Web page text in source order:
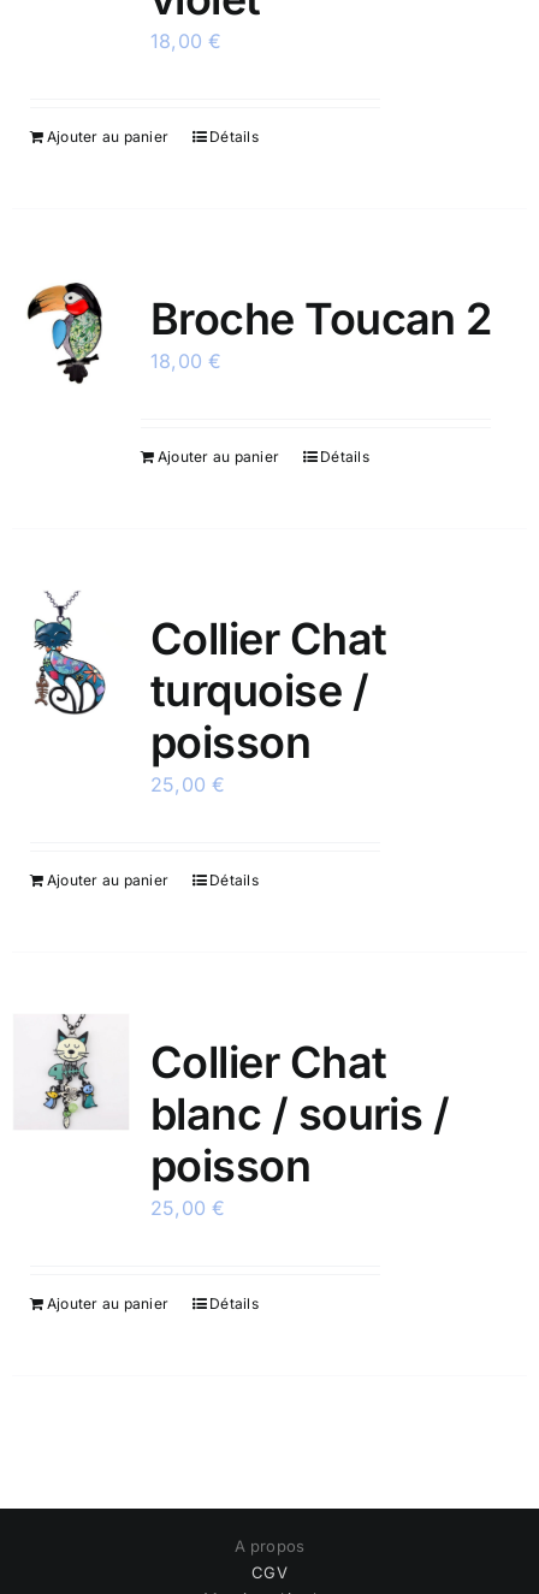
18,00€
Ajouter au panier Détails
Broche Toucan 2
18,00€
Ajouter au panier Détails
Collier Chat
turquoise /
poisson
25,00€
Ajouter au panier Détails
Collier Chat
blanc / souris /
poisson
25,00€
Ajouter au panier Détails
A propos
CGV